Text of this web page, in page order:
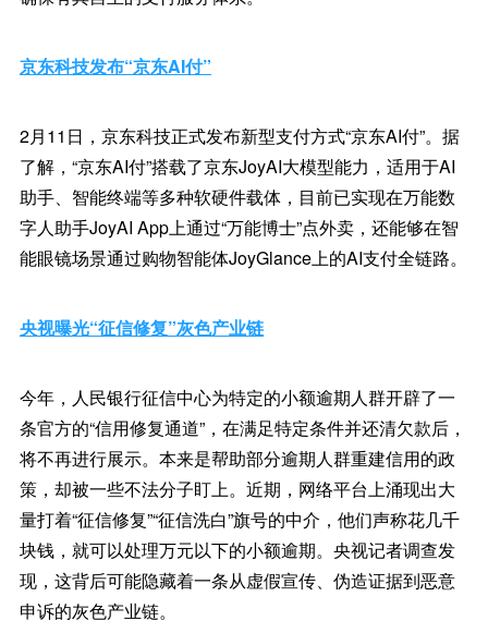
京东科技发布“京东AI付”
2月11日，京东科技正式发布新型支付方式“京东AI付”。据
了解，“京东AI付”搭载了京东JoyAI大模型能力，适用于AI
助手、智能终端等多种软硬件载体，目前已实现在万能数
字人助手JoyAI App上通过“万能博士”点外卖，还能够在智
能眼镜场景通过购物智能体JoyGlance上的AI支付全链路。
央视曝光“征信修复”灰色产业链
今年，人民银行征信中心为特定的小额逾期人群开辟了一
条官方的“信用修复通道”，在满足特定条件并还清欠款后，
将不再进行展示。本来是帮助部分逾期人群重建信用的政
策，却被一些不法分子盯上。近期，网络平台上涌现出大
量打着“征信修复”“征信洗白”旗号的中介，他们声称花几千
块钱，就可以处理万元以下的小额逾期。央视记者调查发
现，这背后可能隐藏着一条从虚假宣传、伪造证据到恶意
申诉的灰色产业链。